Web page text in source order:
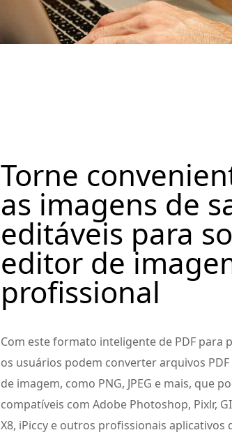
Torne
as imagens de
editáveis ​​para
editor de
profissional
Com este formato inteligente de PDF para
os usuários podem converter arquivos
de imagem, como PNG, JPEG e mais, que
compatíveis com Adobe Photoshop, Pixlr,
X8, iPiccy e outros profissionais aplicativos